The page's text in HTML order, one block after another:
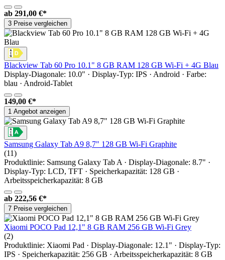
ab 291,00 €*
3 Preise vergleichen
Blackview Tab 60 Pro 10.1" 8 GB RAM 128 GB Wi-Fi + 4G Blau
Display-Diagonale: 10.0" · Display-Typ: IPS · Android · Farbe:
blau · Android-Tablet
149,00 €*
1 Angebot anzeigen
Samsung Galaxy Tab A9 8,7" 128 GB Wi-Fi Graphite
(11)
Produktlinie: Samsung Galaxy Tab A · Display-Diagonale: 8.7" ·
Display-Typ: LCD, TFT · Speicherkapazität: 128 GB ·
Arbeitsspeicherkapazität: 8 GB
ab 222,56 €*
7 Preise vergleichen
Xiaomi POCO Pad 12,1" 8 GB RAM 256 GB Wi-Fi Grey
(2)
Produktlinie: Xiaomi Pad · Display-Diagonale: 12.1" · Display-Typ:
IPS · Speicherkapazität: 256 GB · Arbeitsspeicherkapazität: 8 GB